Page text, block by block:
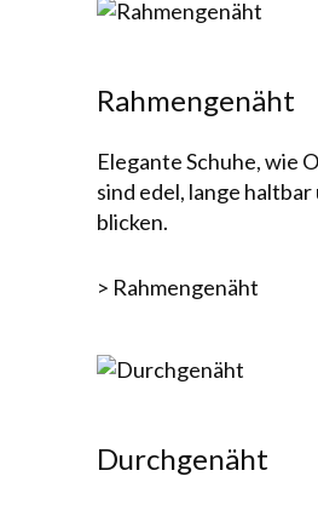
Rahmengenäht
Elegante Schuhe, wie
sind edel, lange
blicken.
> Rahmengenäht
Durch­genäht